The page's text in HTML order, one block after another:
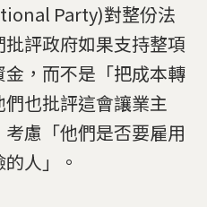
Party)對整份法
評政府如果支持整項
，而不是「把成本轉
也批評這會讓業主
考慮「他們是否要雇用
人」。